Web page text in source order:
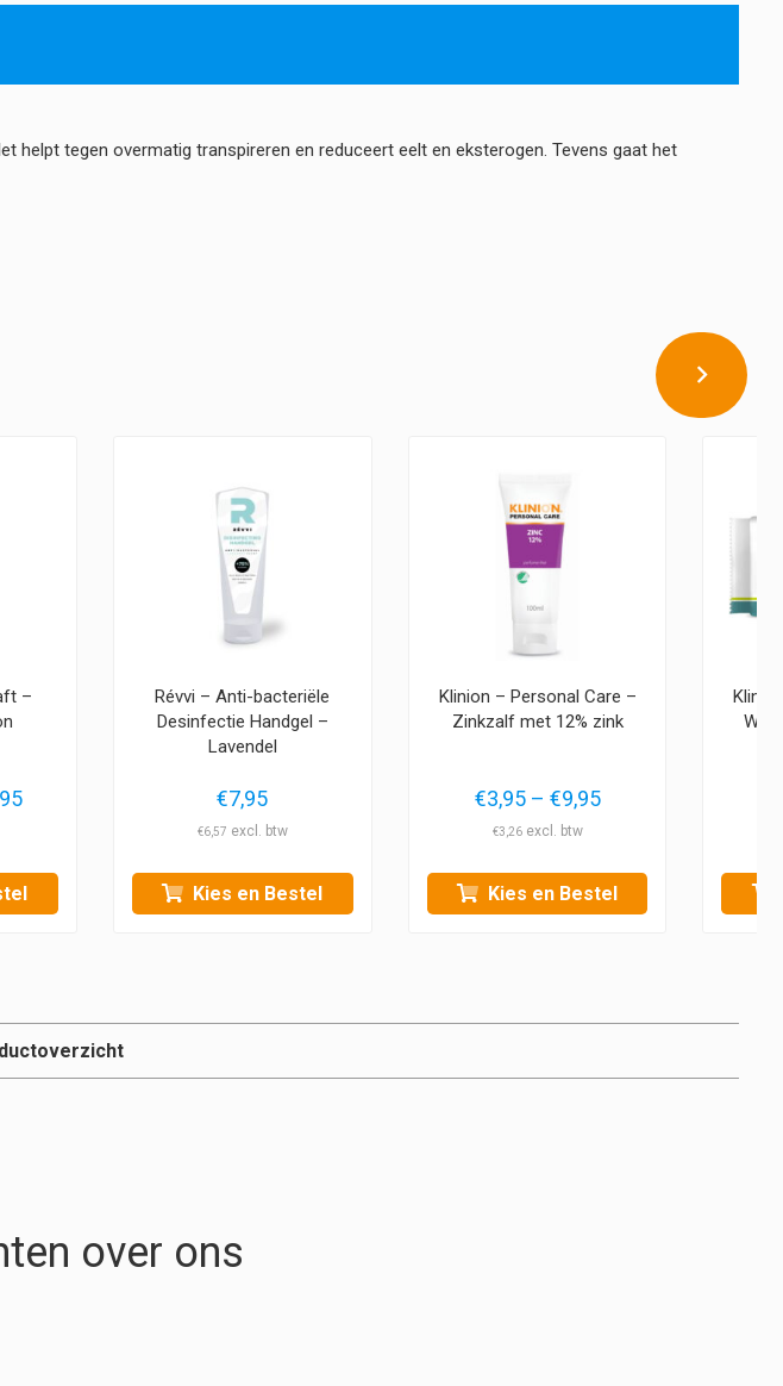
helpt tegen overmatig transpireren en reduceert eelt en eksterogen. Tevens gaat het
–
Prijsklasse:
€44,95
Révvi – Anti-bacteriële
Desinfectie Handgel –
Lavendel
€7,95
€6,57
Kies en Bestel
Klinion – Personal Care –
Zinkzalf met 12% zink
€3,95 – €9,95Prijsklasse:
€9,95
€3,26
Kies en Bestel
over ons